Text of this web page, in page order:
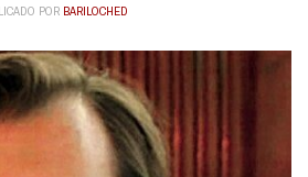
POR BARILOCHED